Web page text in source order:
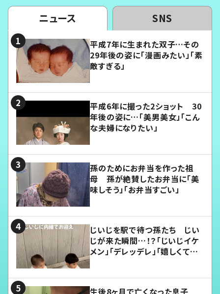
ニュース SNS
平成7年に生まれた双子…その
29年後の姿に「漫画みたい」「素
敵すぎる」
平成6年に撮った2ショット 30
年後の姿に…「美男美女」「こん
な夫婦になりたい」
孫のためにお弁当を作った祖
母 孫が絶賛したお弁当に「美
味しそう」「お弁当すごい」
じいじを駅で待つ孫たち じい
じが来た瞬間…！？「じいじイケ
メン」「デレッデレ」「嬉しくて可
生後8ヶ月で亡くなった息子